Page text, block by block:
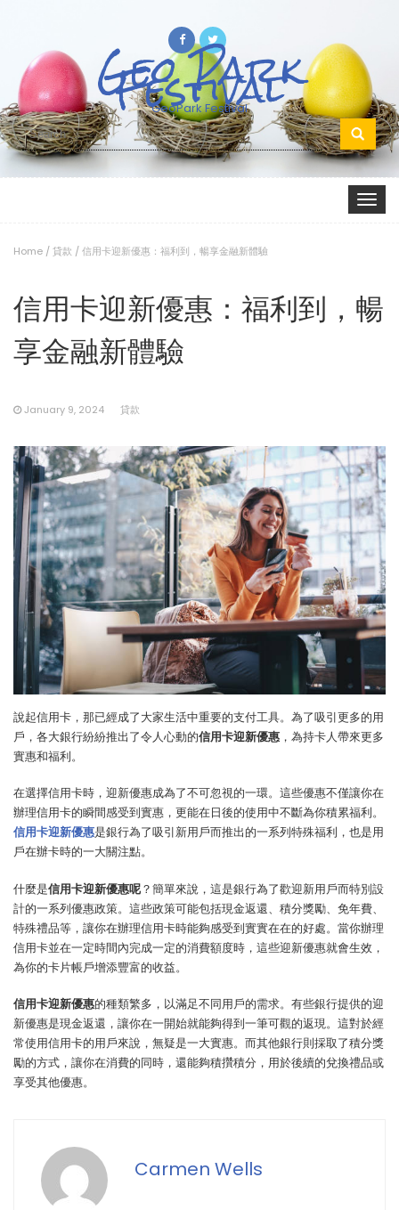
Geo Park
Festival
GeoPark Festival
Search
for:
Toggle
Home /貸款 /信用卡迎新優惠：福利到，暢享金融新體驗
信用卡迎新優惠：福利到，暢
享金融新體驗
January 9, 2024 貸款
說起信用卡，那已經成了大家生活中重要的支付工具。為了吸引更多的用
戶，各大銀行紛紛推出了令人心動的信用卡迎新優惠 ，為持卡人帶來更多
實惠和福利。
在選擇信用卡時，迎新優惠成為了不可忽視的一環。這些優惠不僅讓你在
辦理信用卡的瞬間感受到實惠，更能在日後的使用中不斷為你積累福利。
信用卡迎新優惠是銀行為了吸引新用戶而推出的一系列特殊福利，也是用
戶在辦卡時的一大關注點。
什麼是信用卡迎新優惠呢？簡單來說，這是銀行為了歡迎新用戶而特別設
計的一系列優惠政策。這些政策可能包括現金返還、積分獎勵、免年費、
特殊禮品等，讓你在辦理信用卡時能夠感受到實實在在的好處。當你辦理
信用卡並在一定時間內完成一定的消費額度時，這些迎新優惠就會生效，
為你的卡片帳戶增添豐富的收益。
信用卡迎新優惠的種類繁多，以滿足不同用戶的需求。有些銀行提供的迎
新優惠是現金返還，讓你在一開始就能夠得到一筆可觀的返現。這對於經
常使用信用卡的用戶來說，無疑是一大實惠。而其他銀行則採取了積分獎
勵的方式，讓你在消費的同時，還能夠積攢積分，用於後續的兌換禮品或
享受其他優惠。
Carmen Wells